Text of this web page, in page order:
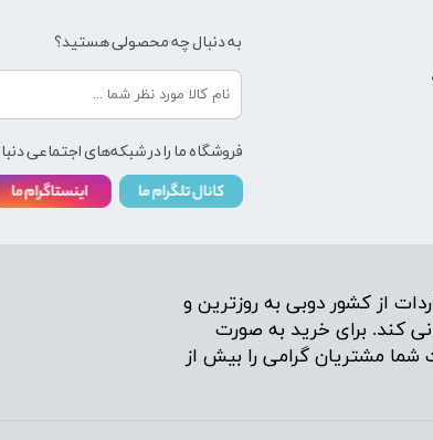
از کشور دوبی به روزترین و
کند. برای خرید به صورت
شما مشتریان گرامی را بیش از
به دنبال چه محصولی هستید؟
فروشگاه ما را در شبکه‌های اجتماعی